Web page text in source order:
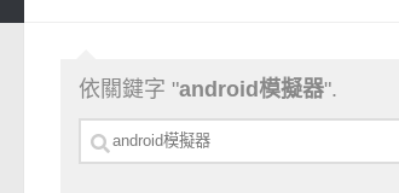
依關鍵字 "android模擬器".
搜
尋